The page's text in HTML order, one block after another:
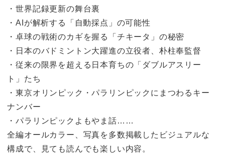
・世界記録更新の舞台裏
・AIが解析する「自動採点」の可能性
・卓球の戦術のカギを握る「チキータ」の秘密
・日本のバドミントン大躍進の立役者、朴柱奉監督
・従来の限界を超える日本育ちの「ダブルアスリー
ト」たち
・東京オリンピック・パラリンピックにまつわるキー
ナンバー
・パラリンピックよもやま話……
全編オールカラー、写真を多数掲載したビジュアルな
構成で、見ても読んでも楽しい内容。